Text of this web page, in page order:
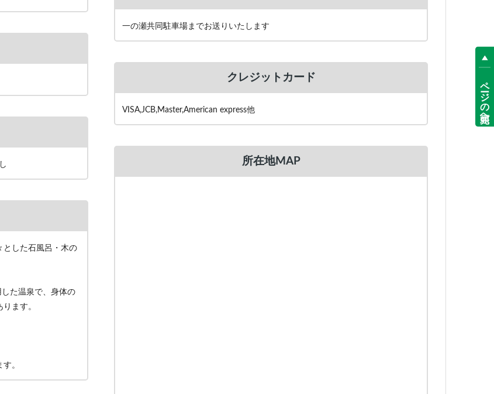
とした石風呂・木の
た温泉で、身体の
ます。
。
一の瀬共同駐車場までお送りいたします
クレジットカード
VISA,JCB,Master,American express他
所在地MAP
ページの先頭へ